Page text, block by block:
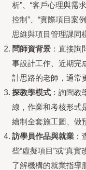
析”、“客戶心理與需
控制”、“實際項目案
思維與項目管理課同
問師資背景 ：直接
事設計工作、近期完
計思路的老師，通常
探教學模式 ：詢問
線，作業和考核形式
繪制全套施工圖、做
訪學員作品與就業
些“虛擬項目”或“真
了解機構的就業指導